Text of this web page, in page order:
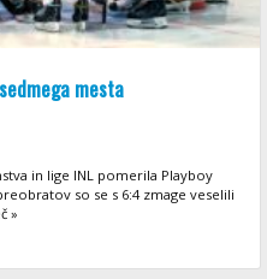
mesta
in lige INL pomerila Playboy
so se s 6:4 zmage veselili
»